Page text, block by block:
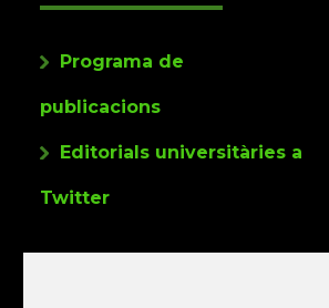
Programa de
publicacions
Editorials universitàries a
Twitter